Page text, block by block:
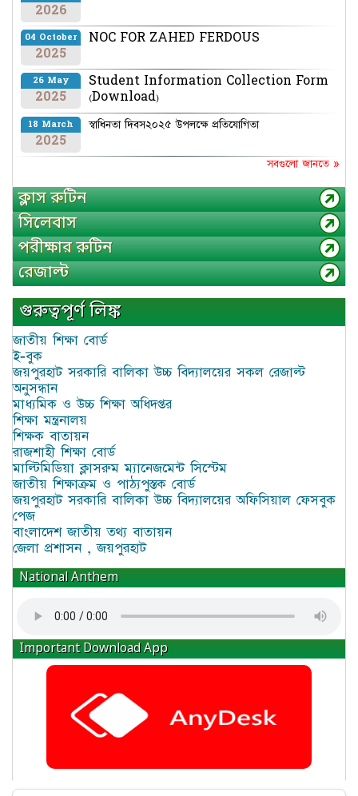
2026
04 October
2025
NOC FOR ZAHED FERDOUS
26 May
2025
Student Information Collection Form
(Download)
18 March
2025
স্বাধিনতা দিবস২০২৫ উপলক্ষে প্রতিযোগিতা
সবগুলো জানতে »
ক্লাস রুটিন
সিলেবাস
পরীক্ষার রুটিন
রেজাল্ট
গুরুত্বপূর্ণ লিঙ্ক
জাতীয় শিক্ষা বোর্ড
ই-বুক
জয়পুরহাট সরকারি বালিকা উচ্চ বিদ্যালয়ের সকল রেজাল্ট
অনুসন্ধান
মাধ্যমিক ও উচ্চ শিক্ষা অধিদপ্তর
শিক্ষা মন্ত্রনালয়
শিক্ষক বাতায়ন
রাজশাহী শিক্ষা বোর্ড
মাল্টিমিডিয়া ক্লাসরুম ম্যানেজমেন্ট সিস্টেম
জাতীয় শিক্ষাক্রম ও পাঠ্যপুস্তক বোর্ড
জয়পুরহাট সরকারি বালিকা উচ্চ বিদ্যালয়ের অফিসিয়াল ফেসবুক
পেজ
বাংলাদেশ জাতীয় তথ্য বাতায়ন
জেলা প্রশাসন , জয়পুরহাট
National Anthem
Important Download App